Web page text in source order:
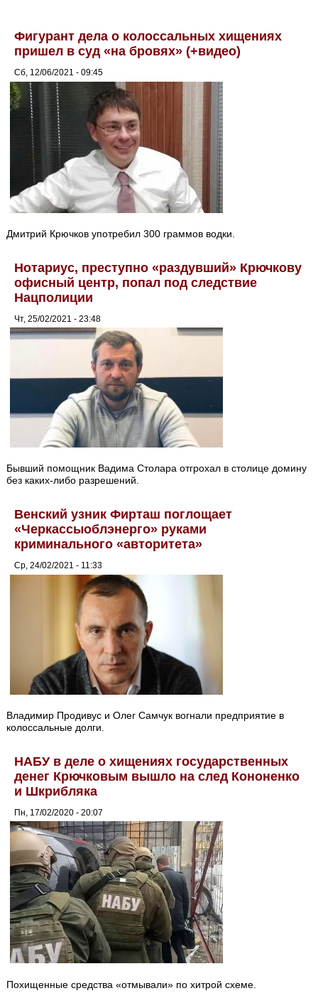
Фигурант дела о колоссальных хищениях
пришел в суд «на бровях» (+видео)
Сб, 12/06/2021 - 09:45
Дмитрий Крючков употребил 300 граммов водки.
Нотариус, преступно «раздувший» Крючкову
офисный центр, попал под следствие
Нацполиции
Чт, 25/02/2021 - 23:48
Бывший помощник Вадима Столара отгрохал в столице домину
без каких-либо разрешений.
Венский узник Фирташ поглощает
«Черкассыоблэнерго» руками
криминального «авторитета»
Ср, 24/02/2021 - 11:33
Владимир Продивус и Олег Самчук вогнали предприятие в
колоссальные долги.
НАБУ в деле о хищениях государственных
денег Крючковым вышло на след Кононенко
и Шкрибляка
Пн, 17/02/2020 - 20:07
Похищенные средства «отмывали» по хитрой схеме.